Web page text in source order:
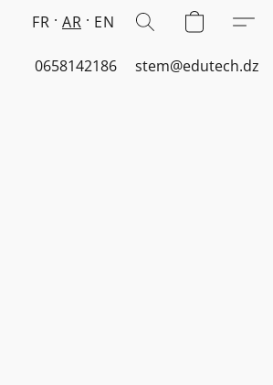
FR AR EN
0658142186 stem@edutech.dz